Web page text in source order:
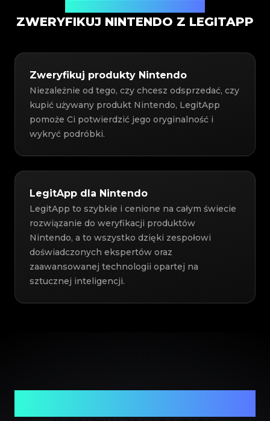
ZWERYFIKUJ NINTENDO Z LEGITAPP
Zweryfikuj produkty Nintendo
Niezależnie od tego, czy chcesz odsprzedać, czy
kupić używany produkt Nintendo, LegitApp
pomoże Ci potwierdzić jego oryginalność i
wykryć podróbki.
LegitApp dla Nintendo
LegitApp to szybkie i cenione na całym świecie
rozwiązanie do weryfikacji produktów
Nintendo, a to wszystko dzięki zespołowi
doświadczonych ekspertów oraz
zaawansowanej technologii opartej na
sztucznej inteligencji.